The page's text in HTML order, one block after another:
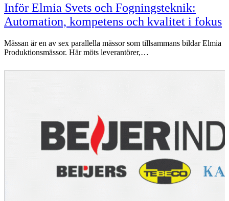
Inför Elmia Svets och Fogningsteknik:
Automation, kompetens och kvalitet i fokus
Mässan är en av sex parallella mässor som tillsammans bildar Elmia
Produktionsmässor. Här möts leverantörer,…